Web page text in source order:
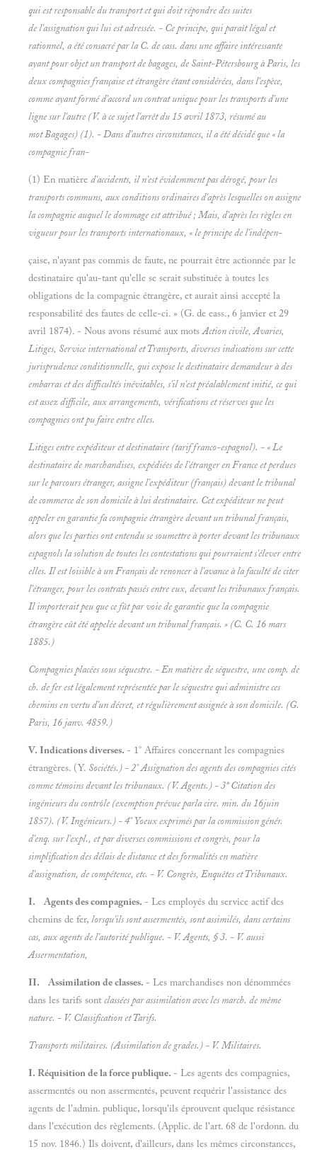
qui est responsable du transport et qui doit répondre des suites
de l'assignation qui lui est adressée. - Ce principe, qui paraît légal et
rationnel, a été consacré par la C. de cass. dans une affaire intéressante
ayant pour objet un transport de bagages, de Saint-Pétersbourg à Paris, les
deux compagnies française et étrangère étant considérées, dans l'espèce,
comme ayant formé d'accord un contrat unique pour les transports d'une
ligne sur l'autre (V. à ce sujet l'arrêt du 15 avril 1873, résumé au
motBagages) (1). - Dans d'autres circonstances, il a été décidé que « la
compagnie fran-
(1) En matière d'accidents, il n'est évidemment pas dérogé, pour les
transports communs, aux conditions ordinaires d'après lesquelles onassigne
la compagnie auquel le dommage est attribué ; Mais, d'après les règles en
vigueur pour les transports internationaux, « le principe de l'indépen-
çaise, n'ayant pas commis de faute, ne pourrait être actionnée par le
destinataire qu'au-tant qu'elle se serait substituée à toutes les
obligations de la compagnie étrangère, et aurait ainsi accepté la
responsabilité des fautes de celle-ci. » (G. de eass., 6 janvier et 29
avril 1874). - Nous avons résumé aux motsAction civile, Avaries,
Litiges, Service international etTransports, diverses indications sur cette
jurisprudence conditionnelle, qui expose le destinataire demandeur à des
embarras et des difficultés inévitables, s'il n'est préalablement initié, ce qui
est assez difficile, aux arrangements, vérifications et réserves que les
compagnies ont pu faire entre elles.
Litiges entre expéditeur et destinataire (tarif franco-espagnol). - « Le
destinataire de marchandises, expédiées de l'étranger en France et perdues
sur le parcours étranger, assigne l'expéditeur (français) devant le tribunal
de commerce de son domicile à lui destinataire. Cet expéditeur ne peut
appeler en garantie fa compagnie étrangère devant un tribunal français,
alors que les parties ont entendu se soumettre à porter devant les tribunaux
espagnols la solution de toutes les contestations qui pourraient s'élever entre
elles. Il est loisible à un Français de renoncer à l'avance à la faculté de citer
l'étranger, pour les contrats passés entre eux, devant les tribunaux français.
Il importerait peu que ce fût par voie de garantie que la compagnie
étrangère eût été appelée devant un tribunal français. » (C. C. 16 mars
1885.)
Compagnies placées sous séquestre. -En matière de séquestre, une comp. de
ch. de fer est légalement représentée par le séquestre qui administre ces
chemins en vertu d'un décret, et régulièrement assignée à son domicile. (G.
Paris, 16 janv. 4859.)
V. Indications diverses. - 1° Affaires concernant les compagnies
étrangères. (Y. Sociétés.) - 2° Assignation des agents des compagnies cités
comme témoins devant les tribunaux. (V.Agents.) - 3* Citation des
ingénieurs du contrôle (exemption prévue parla cire. min. du 16juin
1857). (V.Ingénieurs.) - 4° Yoeux exprimés par la commission génér.
d'enq. sur l'expl., et par diverses commissions et congrès, pour la
simplification des délais de distance et des formalités en matière
d'assignation, de compétence, etc. - V. Congrès, Enquêtes etTribunaux.
I. Agents des compagnies. - Les employés du service actif des
chemins de fer, lorsqu'ils sont assermentés, sont assimilés, dans certains
cas, aux agents de l'autorité publique. - V.Agents, § 3. - V. aussi
Assermentation,
II. Assimilation de classes. - Les marchandises non dénommées
dans les tarifs sontclassées par assimilationavec les march. de même
nature. - V. Classification etTarifs.
Transports militaires. (Assimilation de grades.) - V.Militaires.
I. Réquisition de la force publique. - Les agents des compagnies,
assermentés ou non assermentés, peuvent requérir l'assistance des
agents de l'admin. publique, lorsqu'ils éprouvent quelque résistance
dans l'exécution des règlements. (Applic. de l'art. 68 de l'ordonn. du
15 nov. 1846.) Ils doivent, d'ailleurs, dans les mêmes circonstances,